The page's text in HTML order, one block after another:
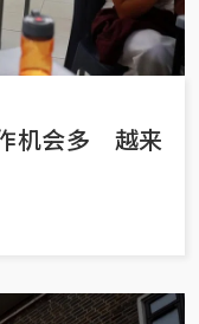
机会多 越来